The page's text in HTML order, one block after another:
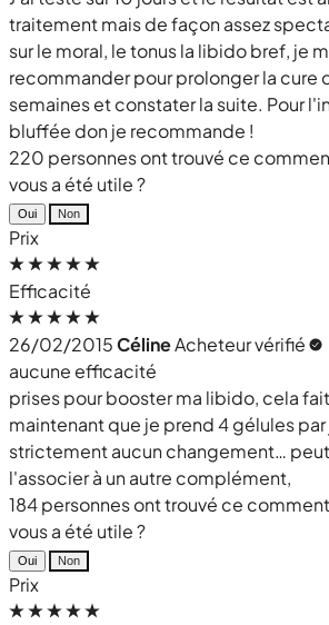
traitement mais de façon assez
sur le moral, le tonus la libido bref, je
recommander pour prolonger la cure
semaines et constater la suite. Pour
bluffée don je recommande !
220 personnes ont trouvé ce
vous a été utile ?
Oui Non
Prix
Efficacité
26/02/2015CélineAcheteur vérifié
aucune efficacité
prises pour booster ma libido, cela
maintenant que je prend 4 gélules
strictement aucun changement…
l'associer à un autre complément,
184 personnes ont trouvé ce
vous a été utile ?
Oui Non
Prix